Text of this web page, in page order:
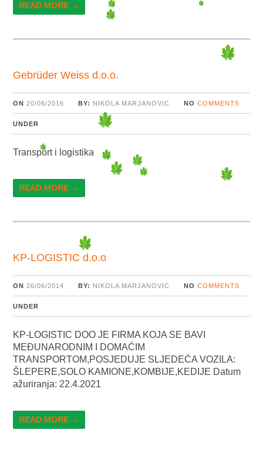
READ MORE →
Gebrüder Weiss d.o.o.
ON 20/06/2016 BY: NIKOLA MARJANOVIC NO COMMENTS
UNDER
Transport i logistika
READ MORE →
KP-LOGISTIC d.o.o
ON 26/06/2014 BY: NIKOLA MARJANOVIC NO COMMENTS
UNDER
KP-LOGISTIC DOO JE FIRMA KOJA SE BAVI
MEĐUNARODNIM I DOMAĆIM
TRANSPORTOM,POSJEDUJE SLJEDEĆA VOZILA:
ŠLEPERE,SOLO KAMIONE,KOMBIJE,KEDIJE Datum
ažuriranja: 22.4.2021
READ MORE →